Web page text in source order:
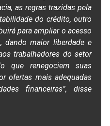
as regras trazidas pela
do crédito, outro
para ampliar o acesso
dando maior liberdade e
trabalhadores do setor
que renegociem suas
ofertas mais adequadas
financeiras”, disse